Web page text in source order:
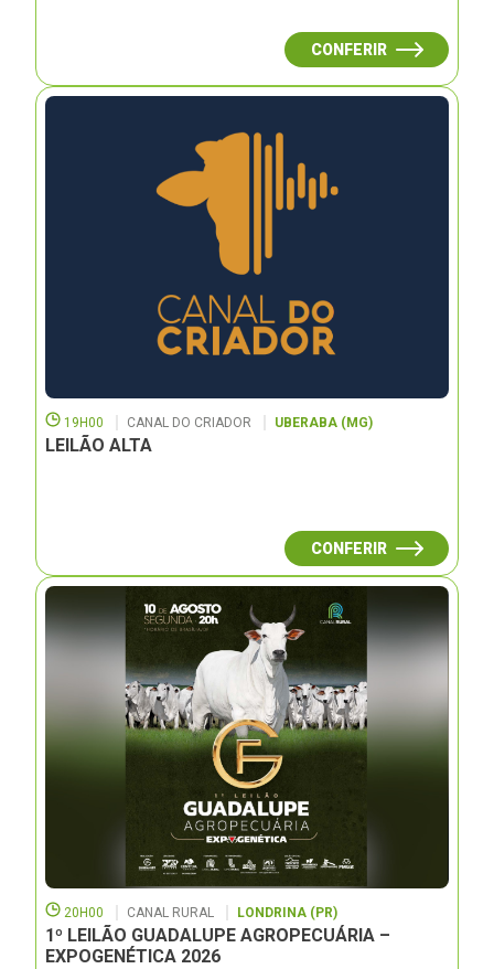
CONFERIR
19H00 CANAL DO CRIADOR UBERABA (MG)
LEILÃO ALTA
CONFERIR
20H00 CANAL RURAL LONDRINA (PR)
1º LEILÃO GUADALUPE AGROPECUÁRIA –
EXPOGENÉTICA 2026